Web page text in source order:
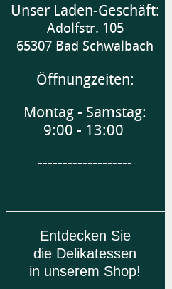
Unser Laden-Geschäft:
Adolfstr. 105
65307 Bad Schwalbach
Öffnungzeiten:
Montag - Samstag:
9:00 - 13:00
-------------------
Entdecken Sie
die Delikatessen
in unserem Shop!